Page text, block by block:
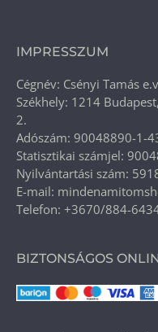
IMPRESSZUM
Cégnév: Csényi Tamás
Székhely: 1214
2.
Adószám: 90048890-1-
Statisztikai számjel:
Nyilvántartási szám:
E-mail:
Telefon: +3670/884-
BIZTONSÁGOS